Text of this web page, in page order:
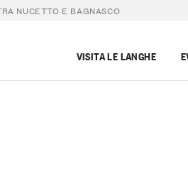
NUCETTO E BAGNASCO
VISITA LE LANGHE